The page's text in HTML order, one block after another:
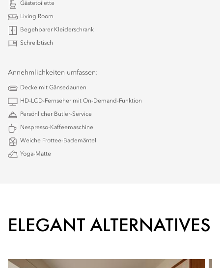
Gästetoilette
Living Room
Begehbarer Kleiderschrank
Schreibtisch
Annehmlichkeiten umfassen:
Decke mit Gänsedaunen
HD-LCD-Fernseher mit On-Demand-Funktion
Persönlicher Butler-Service
Nespresso-Kaffeemaschine
Weiche Frottee-Bademäntel
Yoga-Matte
ELEGANT ALTERNATIVES